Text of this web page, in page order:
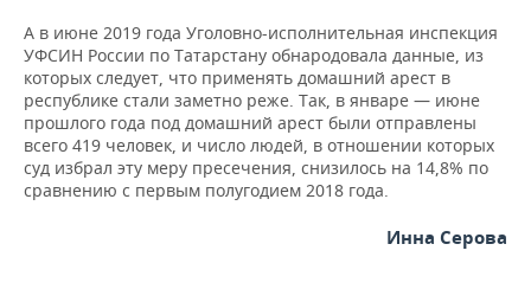
А в июне 2019 года Уголовно-исполнительная инспекция
УФСИН России по Татарстану обнародовала данные, из
которых следует, что применять домашний арест в
республике стали заметно реже. Так, в январе — июне
прошлого года под домашний арест были отправлены
всего 419 человек, и число людей, в отношении которых
суд избрал эту меру пресечения, снизилось на 14,8% по
сравнению с первым полугодием 2018 года.
Инна Серова